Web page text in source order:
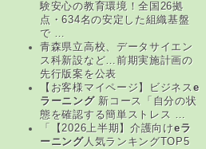
験安心の教育環境！全国26拠
点・634名の安定した組織基盤
で …
青森県立高校、データサイエン
ス科新設など…前期実施計画の
先行版案を公表
【お客様マイページ】ビジネス e
ラーニング新コース「自分の状
態を確認する簡単ストレス …
「【2026上半期】介護向けeラ
ーニング人気ランキングTOP5